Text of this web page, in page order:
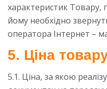
характеристик
йому необхідно
оператора Інтернет –
5. Ціна
5.1. Ціна, за якою